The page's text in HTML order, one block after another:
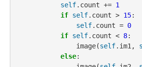
self.count += 1
if self.count > 15:
self.count = 0
if self.count < 8:
                image(
self.im1,
else: